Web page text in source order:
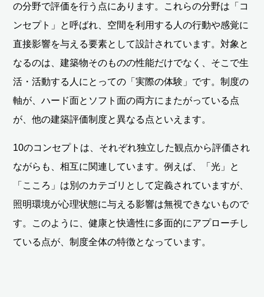
の分野で評価を行う点にあります。これらの分野は「コ
ンセプト」と呼ばれ、空間を利用する人の行動や感覚に
直接影響を与える要素として設計されています。対象と
なるのは、建築物そのものの性能だけでなく、そこで生
活・活動する人にとっての「実際の体験」です。制度の
軸が、ハード面とソフト面の両方にまたがっている点
が、他の建築評価制度と異なる点といえます。
10のコンセプトは、それぞれ独立した観点から評価され
ながらも、相互に関連しています。例えば、「光」と
「こころ」は別のカテゴリとして定義されていますが、
照明環境が心理状態に与える影響は無視できないもので
す。このように、健康と快適性に多面的にアプローチし
ている点が、制度全体の特徴となっています。